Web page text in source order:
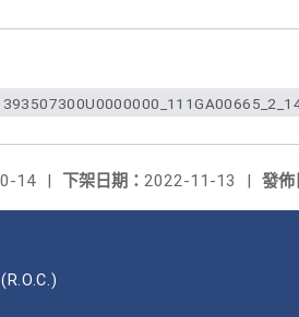
發佈
下架日期： 2022-11-13 |
14 |